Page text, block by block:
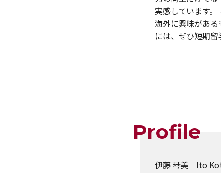
実感しています
海外に興味があ
には、ぜひ短期
Profile
伊藤 琴美 Ito